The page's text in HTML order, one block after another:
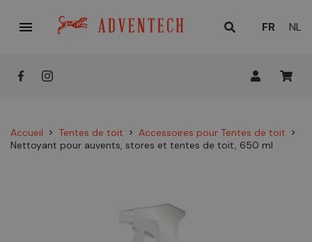

LANGUE
FR NL
Accueil chevron_right Tentes de toit chevron_right Accessoires pour Tentes de toit chevron_right
Nettoyant pour auvents, stores et tentes de toit, 650 ml